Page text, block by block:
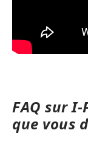
FAQ sur
que vous